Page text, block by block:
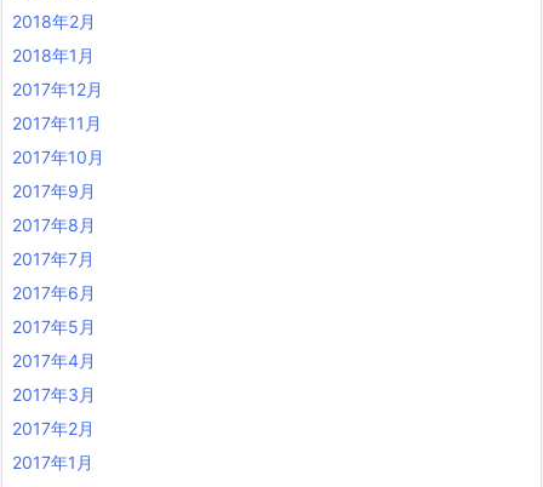
2018年2月
2018年1月
2017年12月
2017年11月
2017年10月
2017年9月
2017年8月
2017年7月
2017年6月
2017年5月
2017年4月
2017年3月
2017年2月
2017年1月